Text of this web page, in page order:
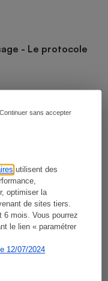
utilisent des
optimiser la
de sites tiers.
6 mois. Vous pourrez
le lien « paramétrer
12/07/2024
Continuer sans accepter
- Le protocole